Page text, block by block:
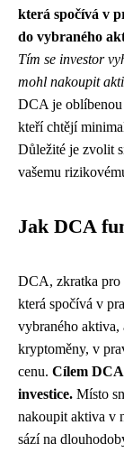
která spočívá v
do vybraného
Tím se investor
mohl nakoupit
DCA je oblíbenou
kteří chtějí
Důležité je zvolit
vašemu
Jak DCA
DCA, zkratka pro
která spočívá v
vybraného aktiva,
kryptoměny, v
cenu. Cílem
investice. Místo
nakoupit aktiva v
sází na